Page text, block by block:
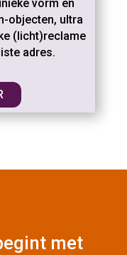
vorm en
objecten, ultra
(licht)reclame
adres.
met